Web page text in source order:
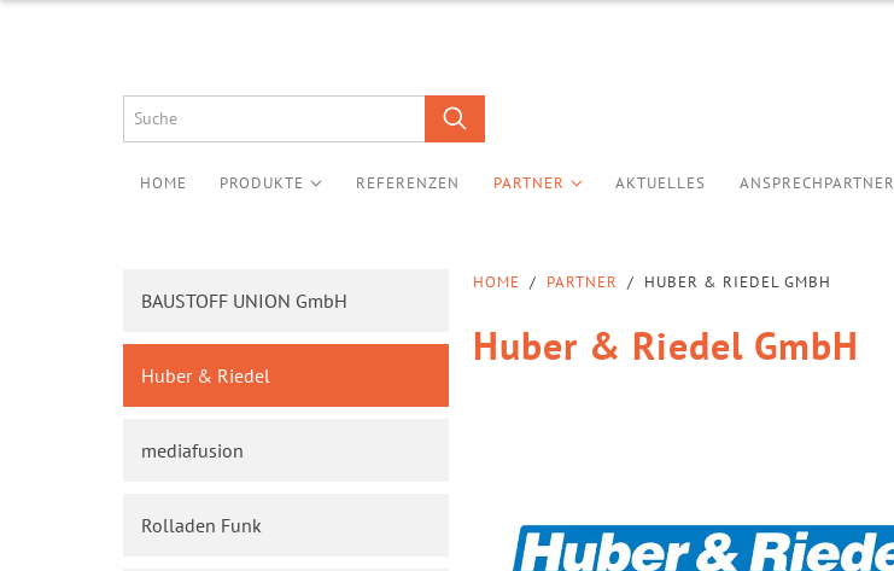
HOME PRODUKTE REFERENZEN PARTNER AKTUELLES ANSPRECHPARTNER
HOME / PARTNER / HUBER & RIEDEL GMBH
Huber & Riedel GmbH
BAUSTOFF UNION GmbH
Huber & Riedel
mediafusion
Rolladen Funk